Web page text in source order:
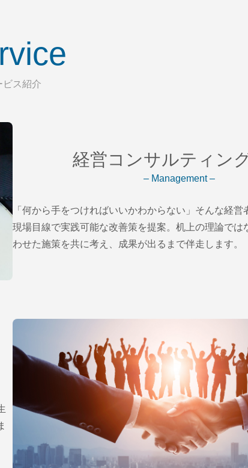
ビス紹介
経営コンサルティン
– Management –
「何から手をつければいいかわからない」そんな経営
現場目線で実践可能な改善策を提案。机上の理論では
わせた施策を共に考え、成果が出るまで伴走します。